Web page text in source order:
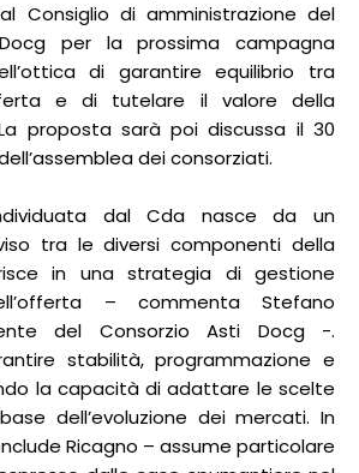
Consiglio di amministrazione del
per la prossima campagna
di garantire equilibrio tra
e di tutelare il valore della
proposta sarà poi discussa il 30
dei consorziati.
dal Cda nasce da un
tra le diversi componenti della
in una strategia di gestione
– commenta Stefano
del Consorzio Asti Docg -.
stabilità, programmazione e
la capacità di adattare le scelte
dell’evoluzione dei mercati. In
Ricagno – assume particolare